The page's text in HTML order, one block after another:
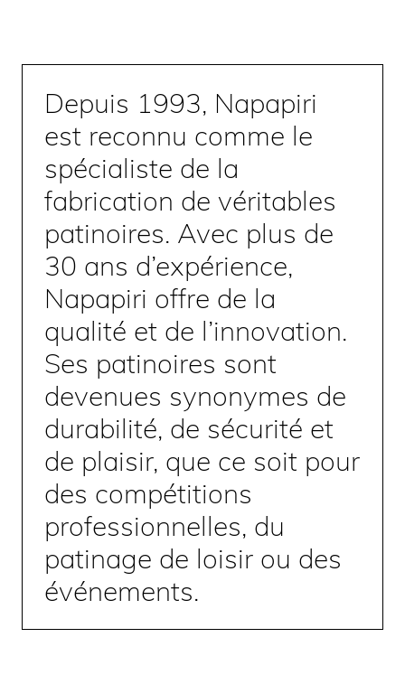
Depuis 1993, Napapiri
est reconnu comme le
spécialiste de la
fabrication de véritables
patinoires. Avec plus de
30 ans d’expérience,
Napapiri offre de la
qualité et de l’innovation.
Ses patinoires sont
devenues synonymes de
durabilité, de sécurité et
de plaisir, que ce soit pour
des compétitions
professionnelles, du
patinage de loisir ou des
événements.